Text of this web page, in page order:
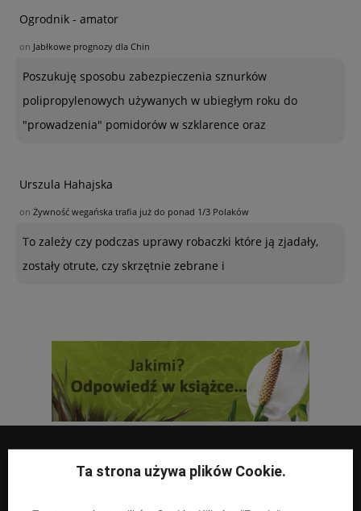
Ogrodnik - amator
on Jabłkowe prognozy dla Chin
Poszukuję sposobu zabezpieczenia sznurków
polipropylenowych używanych w ubiegłym roku do
"prowadzenia" pomidorów w szklarence oraz
Urszula Hahajska
on Żywność wegańska trafia już do ponad 1/3 Polaków
To zależy czy podczas uprawy robaczki które ją zjadały,
zostały otrute, czy skrzętnie zebrane i
Ta strona używa plików Cookie.